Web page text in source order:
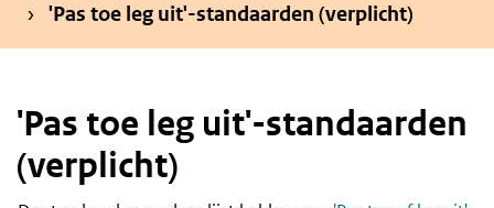
'Pas toe leg uit'-standaarden (verplicht)
'Pas toe leg uit'-standaarden
(verplicht)